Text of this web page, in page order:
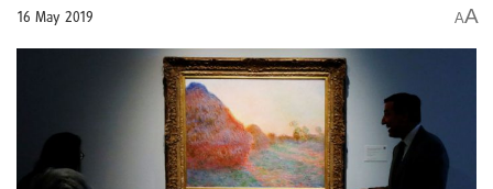
16 May 2019 AA